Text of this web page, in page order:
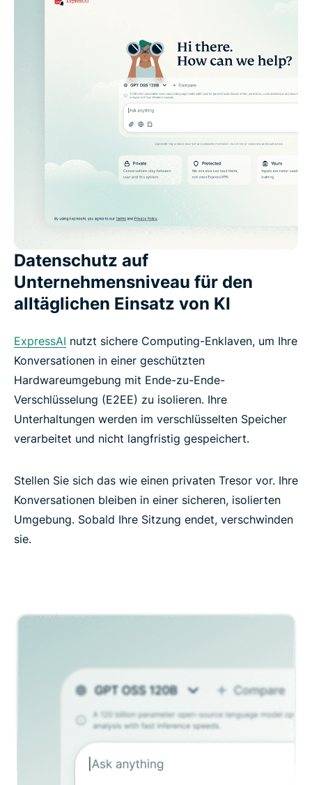
Datenschutz auf
Unternehmensniveau für den
alltäglichen Einsatz von KI
ExpressAI nutzt sichere Computing-Enklaven, um Ihre
Konversationen in einer geschützten
Hardwareumgebung mit Ende-zu-Ende-
Verschlüsselung (E2EE) zu isolieren. Ihre
Unterhaltungen werden im verschlüsselten Speicher
verarbeitet und nicht langfristig gespeichert.
Stellen Sie sich das wie einen privaten Tresor vor. Ihre
Konversationen bleiben in einer sicheren, isolierten
Umgebung. Sobald Ihre Sitzung endet, verschwinden
sie.